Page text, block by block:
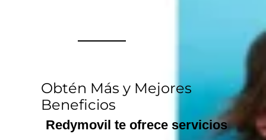
Obtén Más y Mejores
Beneficios
Redymovil te ofrece servicios